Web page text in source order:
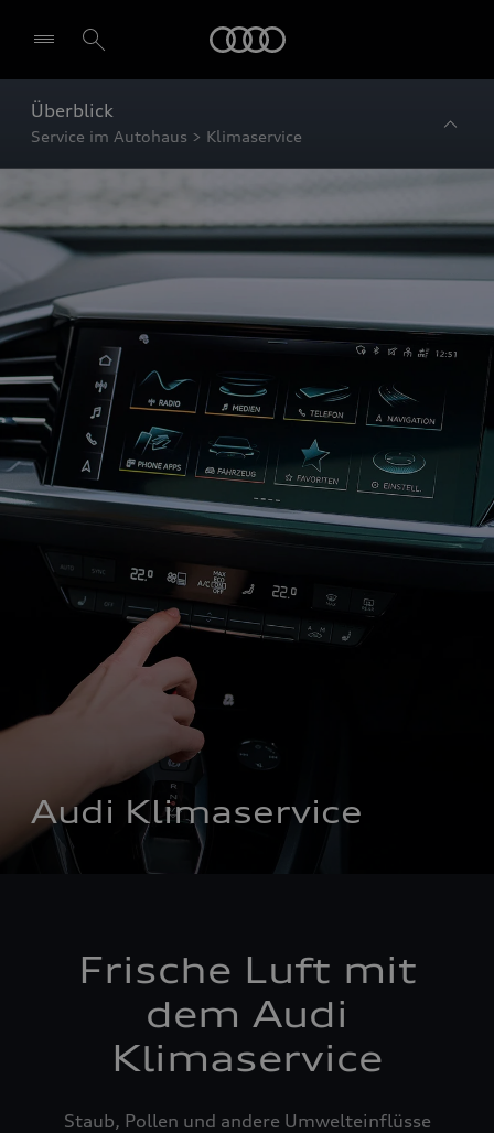
Überblick
Service im Autohaus > Klimaservice
Audi Klimaservice
Frische Luft mit
dem Audi
Klimaservice
Staub, Pollen und andere Umwelteinflüsse